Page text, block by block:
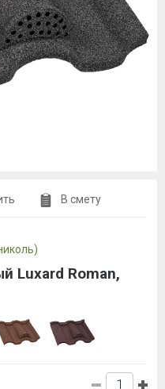
В смету
Luxard Roman,